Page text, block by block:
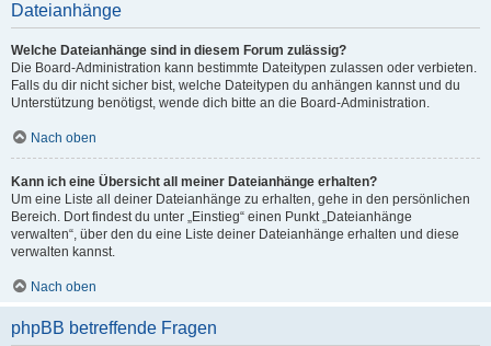
Dateianhänge
Welche Dateianhänge sind in diesem Forum zulässig?
Die Board-Administration kann bestimmte Dateitypen zulassen oder verbieten.
Falls du dir nicht sicher bist, welche Dateitypen du anhängen kannst und du
Unterstützung benötigst, wende dich bitte an die Board-Administration.
Nach oben
Kann ich eine Übersicht all meiner Dateianhänge erhalten?
Um eine Liste all deiner Dateianhänge zu erhalten, gehe in den persönlichen
Bereich. Dort findest du unter „Einstieg“ einen Punkt „Dateianhänge
verwalten“, über den du eine Liste deiner Dateianhänge erhalten und diese
verwalten kannst.
Nach oben
phpBB betreffende Fragen